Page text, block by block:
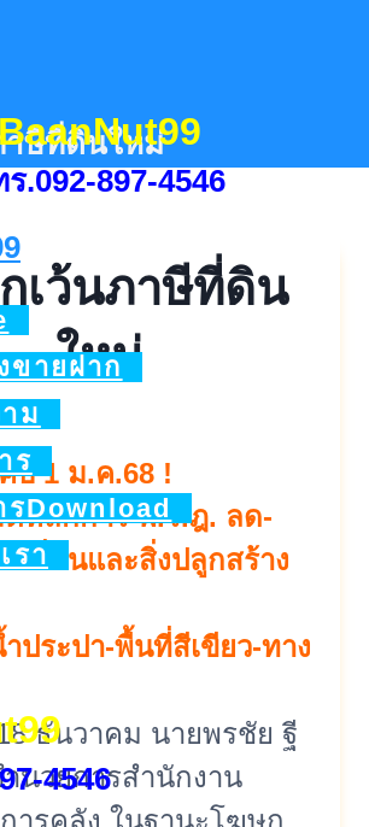
.092-897-4546
ขายฝาก
ม
ร
รDownload
รา
4546
าษีที่ดินใหม่
เว้นภาษีที่ดิน
ใหม่
บ 1 ม.ค.68 !
หลักการ พ.ร.ฎ. ลด-
ษีที่ดินและสิ่งปลูกสร้าง
ประปา-พื้นที่สีเขียว-ทาง
ธันวาคม นายพรชัย ฐี
ำนวยการสำนักงาน
ารคลัง ในฐานะโฆษก